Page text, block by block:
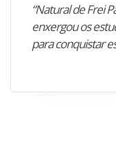
“Natural de Frei
enxergou os
para conquistar